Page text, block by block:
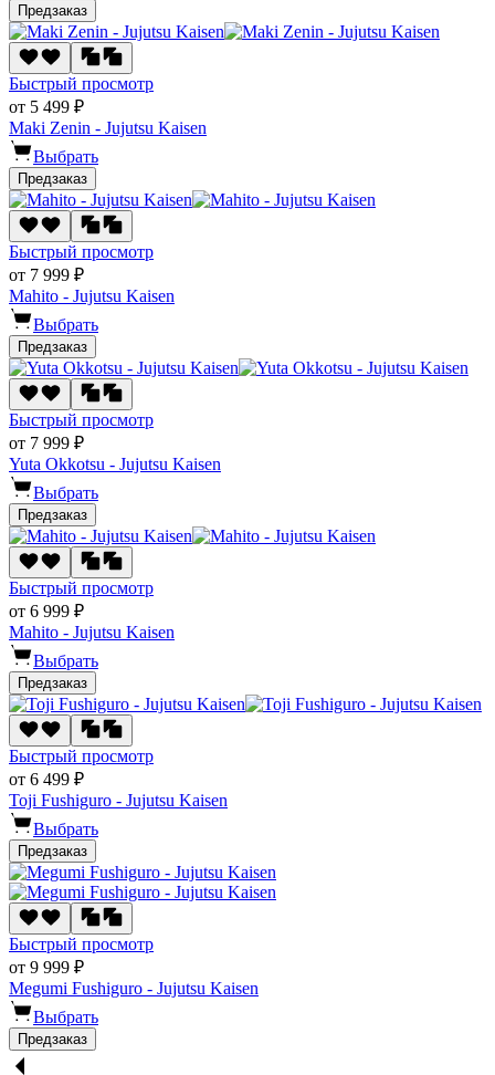
Предзаказ
Быстрый просмотр
от 5 499 ₽
Maki Zenin - Jujutsu Kaisen
Выбрать
Предзаказ
Быстрый просмотр
от 7 999 ₽
Mahito - Jujutsu Kaisen
Выбрать
Предзаказ
Быстрый просмотр
от 7 999 ₽
Yuta Okkotsu - Jujutsu Kaisen
Выбрать
Предзаказ
Быстрый просмотр
от 6 999 ₽
Mahito - Jujutsu Kaisen
Выбрать
Предзаказ
Быстрый просмотр
от 6 499 ₽
Toji Fushiguro - Jujutsu Kaisen
Выбрать
Предзаказ
Быстрый просмотр
от 9 999 ₽
Megumi Fushiguro - Jujutsu Kaisen
Выбрать
Предзаказ